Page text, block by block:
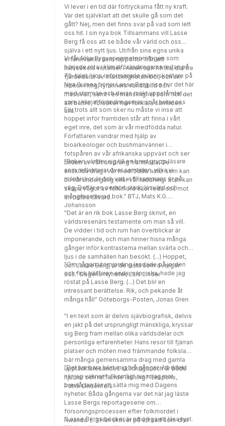
undersökte Lasse Berg de senaste sex
miljoner åren av våra förfäders historia. I den
Augustnominerade Skymningssång över
Kalahari skildrades den revolution av vårt sätt
att leva som ägde rum för tiotusen åren
sedan. Den här gången zoomar han in på
utvecklingen i världen de senaste femtio
åren. Vi får följa honom tillbaka till länder i
Asien och Afrika där han tidigare bott, på
återbesök i byar, städer och hos människor
han skildrat ända sedan 60-talet. Det han ser
är en sällan skildrad men genomgripande
omläggning av vår livsföring på bara några
årtionden.
Vi lever i en tid där förtryckarna fått ny kraft.
Var det självklart att det skulle gå som det
gått? Nej, men det finns svar på vad som lett
oss hit. I sin nya bok Tillsammans vill Lasse
Berg få oss att se både vår värld och oss
själva i ett nytt ljus. Utifrån sina egna unika
erfarenheter som rapportör från ett
halvsekels vistelser i Asien och Afrika, där tre
fjärdedelar av mänskligheten bor, och sin
inblick i krig, tyranners världsbild och
massvält, samt i en mänsklighet som fick det
allt bättre, försöker han förklara samtiden.
Vi får följa flygvapenmeteorologen som
började rota i klimatförändringarna redan på
70-talet. Hos reformerade människoätare på
Nya Guinea börjar Lasse Berg inse hur det här
med stormän och deras makt uppstår det
som i klimatförändringarnas spår hotar oss
alla.
För trots allt som sker nu måste vi inse att
hoppet inför framtiden står att finna i vårt
eget inre, det som är vår medfödda natur.
Författaren vandrar med hjälp av
bioarkeologer och bushmanvänner i
fotspåren av vår afrikanska uppväxt och ser
bilden av vårt ursprung framträda. De
enskilda drag i vår medfödda natur som kan
bli vår undergång eller vår räddning. Som kan
skapa vågor av folkmord eller leda oss mot
en bättre tillvaro.
"Boken vänder sig till en bred grupp läsare
som reflekterar över samtiden, vilka vi
människor är och vart vi tillsammans är på
väg. Det är en oerhört stark, läsvärd och
mångfacetterad bok." BTJ, Mats K.G.
Johansson
"Det är en rik bok Lasse Berg skrivit, en
världsresenärs testamente om man så vill.
De vidder i tid och rum han överblickar är
imponerande, och man hinner hisna många
gånger inför kontrasterna mellan svärta och
ljus i de samhällen han besökt. (...) Hoppet,
och Lasse Berg, är de sista som överger
oss." Dagens Nyheter, Lars Linder
"Om någon utomjording landade på jorden
och fick träffa en enda människa, hade jag
röstat på Lasse Berg. (...) Det blir en
intressant berättelse. Rik, och pekande åt
många håll" Göteborgs-Posten, Jonas Gren
"I en text som är delvis sjävbiografisk, delvis
en jakt på det ursprungligt mänskliga, kryssar
sig Berg fram mellan olika världsdelar och
personliga erfarenheter. Hans resor till fjärran
platser och möten med främmande folkslag
bär många gemensamma drag med gamla
upptäcktsresandes skildringar och är både
njutbar och rafflande läsning." Respons,
Patrik Lindenfors
"Det har bara hänt mig två gånger. Att direkt
när jag vaknar fullkomligt rusar jag mot
brevlådan för att sätta mig med Dagens
nyheter. Båda gångerna var det när jag läste
Lasse Bergs reportageserie om
försoningsprocessen efter folkmordet i
Rwanda. (...) Han skriver på ett sätt som drar
"Lasse Bergs böcker är omöjliga att läsa tyst.